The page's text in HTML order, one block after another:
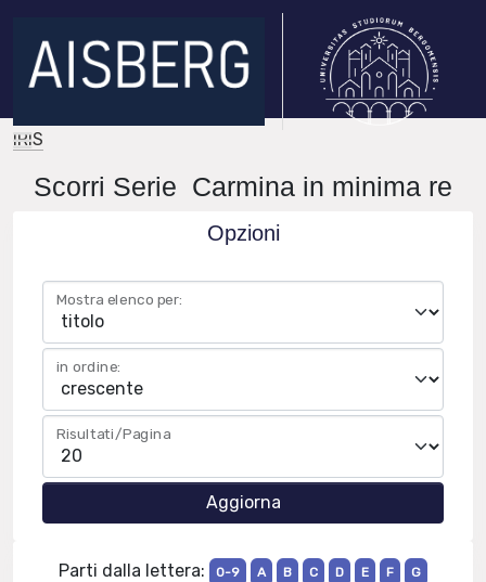
IRIS
Scorri Serie Carmina in minima re
Opzioni
Mostra elenco per:
in ordine:
Risultati/Pagina
Parti dalla lettera: 0-9 A B C D E F
G